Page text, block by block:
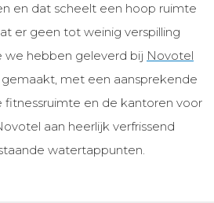
en dat scheelt een hoop ruimte
er geen tot weinig verspilling
we hebben geleverd bij Novotel
met een aansprekende
fitnessruimte en de kantoren voor
aan heerlijk verfrissend
watertappunten.